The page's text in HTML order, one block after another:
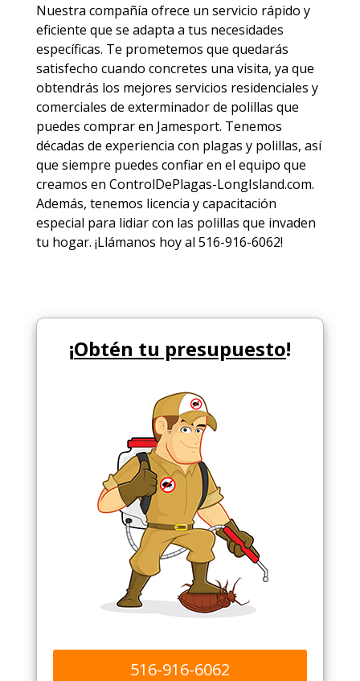
Nuestra compañía ofrece un servicio rápido y
eficiente que se adapta a tus necesidades
específicas. Te prometemos que quedarás
satisfecho cuando concretes una visita, ya que
obtendrás los mejores servicios residenciales y
comerciales de exterminador de polillas que
puedes comprar en Jamesport. Tenemos
décadas de experiencia con plagas y polillas, así
que siempre puedes confiar en el equipo que
creamos en ControlDePlagas-LongIsland.com.
Además, tenemos licencia y capacitación
especial para lidiar con las polillas que invaden
tu hogar. ¡Llámanos hoy al 516-916-6062!
¡Obtén tu presupuesto!
516-916-6062